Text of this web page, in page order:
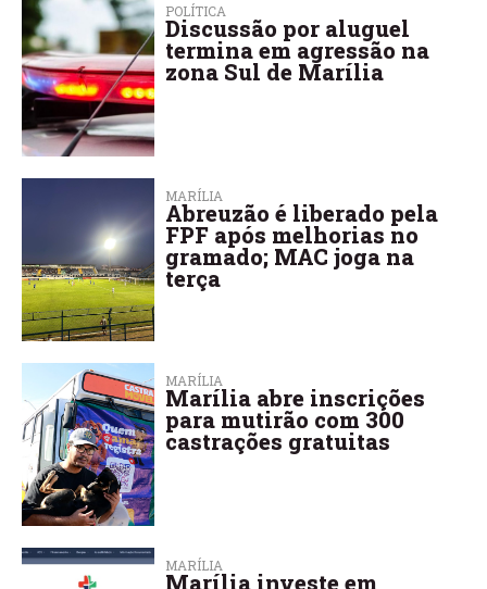
POLÍTICA
Discussão por aluguel
termina em agressão na
zona Sul de Marília
MARÍLIA
Abreuzão é liberado pela
FPF após melhorias no
gramado; MAC joga na
terça
MARÍLIA
Marília abre inscrições
para mutirão com 300
castrações gratuitas
MARÍLIA
Marília investe em